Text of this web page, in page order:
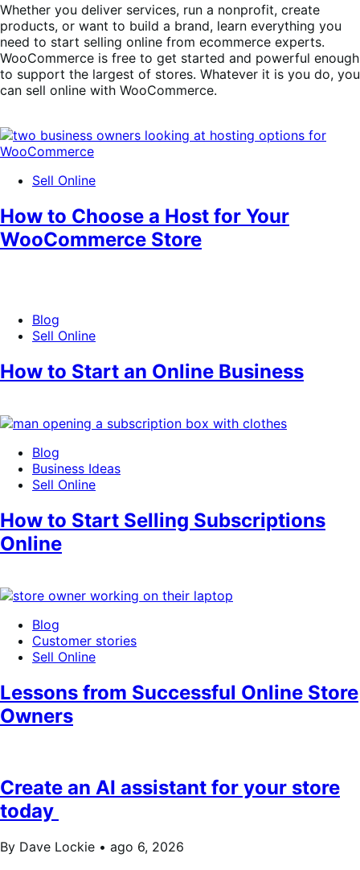
Whether you deliver services, run a nonprofit, create
products, or want to build a brand, learn everything you
need to start selling online from ecommerce experts.
WooCommerce is free to get started and powerful enough
to support the largest of stores. Whatever it is you do, you
can sell online with WooCommerce.
Sell Online
How to Choose a Host for Your
WooCommerce Store
Blog
Sell Online
How to Start an Online Business
Blog
Business Ideas
Sell Online
How to Start Selling Subscriptions
Online
Blog
Customer stories
Sell Online
Lessons from Successful Online Store
Owners
Create an AI assistant for your store
today
By Dave Lockie • ago 6, 2026